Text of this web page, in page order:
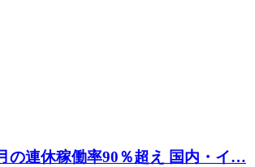
の連休稼働率90％超え 国内・イ…